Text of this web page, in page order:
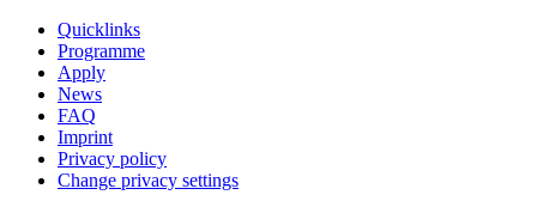
Quicklinks
Programme
Apply
News
FAQ
Imprint
Privacy policy
Change privacy settings